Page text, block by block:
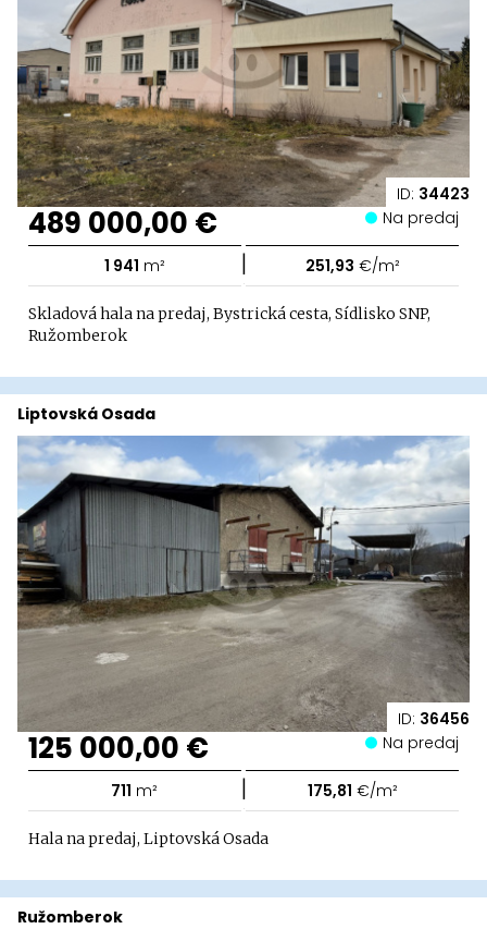
ID: 34423
489 000,00 € Na predaj
1 941 m² | 251,93 €/m²
Skladová hala na predaj, Bystrická cesta, Sídlisko SNP,
Ružomberok
ID: 36456
Liptovská Osada
125 000,00 € Na predaj
711 m² | 175,81 €/m²
Hala na predaj, Liptovská Osada
Ružomberok